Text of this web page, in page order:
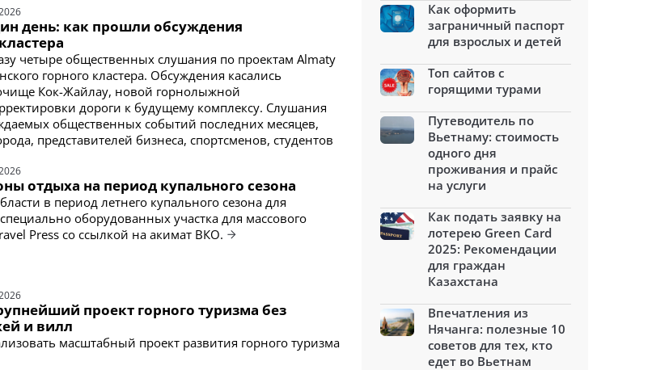
день: как прошли обсуждения
четыре общественных слушания по проектам Almaty
горного кластера. Обсуждения касались
Кок-Жайлау, новой горнолыжной
дороги к будущему комплексу. Слушания
общественных событий последних месяцев,
представителей бизнеса, спортсменов, студентов
отдыха на период купального сезона
в период летнего купального сезона для
оборудованных участка для массового
Press со ссылкой на акимат ВКО.
проект горного туризма без
и вилл
масштабный проект развития горного туризма
Как оформить
заграничный паспорт
для взрослых и детей
Топ сайтов с
горящими турами
Путеводитель по
Вьетнаму: стоимость
одного дня
проживания и прайс
на услуги
Как подать заявку на
лотерею Green Card
2025: Рекомендации
для граждан
Казахстана
Впечатления из
Нячанга: полезные 10
советов для тех, кто
едет во Вьетнам